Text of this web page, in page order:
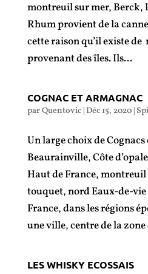
montreuil sur mer, Berck,
Rhum provient de la
cette raison qu’il existe
provenant des îles. Ils...
COGNAC ET ARMAGNAC
parQuentovic| Déc 15, 2020|
Un large choix de
Beaurainville, Côte
Haut de France,
touquet, nord Eaux-de-
France, dans les régions
une ville, centre de la zone
LES WHISKY ECOSSAIS